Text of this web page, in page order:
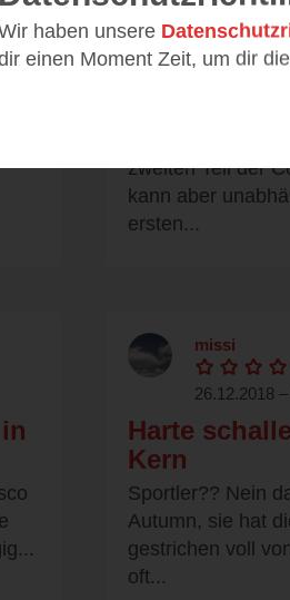
Leichte
meinen
zweiten Teil der
kann aber
ersten...
missi
26.12.2018
Harte
Kern
Sportler?? Nein
Autumn, sie hat
gestrichen voll
oft...
haben unsere
einen Moment Zeit, um dir